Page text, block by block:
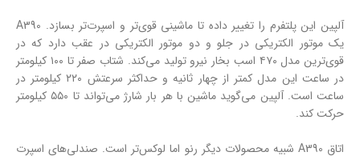
آلپین این پلتفرم را تغییر داده تا ماشینی قوی‌تر و اسپرت‌تر بسازد. A390
یک موتور الکتریکی در جلو و دو موتور الکتریکی در عقب دارد که در
قوی‌ترین مدل ۴۷۰ اسب بخار نیرو تولید می‌کند. شتاب صفر تا ۱۰۰ کیلومتر
در ساعت این مدل کمتر از چهار ثانیه و حداکثر سرعتش ۲۲۰ کیلومتر در
ساعت است. آلپین می‌گوید ماشین با هر بار شارژ می‌تواند تا ۵۵۰ کیلومتر
حرکت کند.
اتاق A390 شبیه محصولات دیگر رنو اما لوکس‌تر است. صندلی‌های اسپرت